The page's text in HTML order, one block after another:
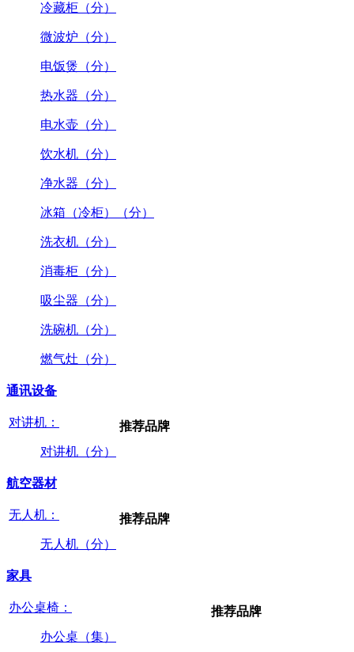
冷藏柜（分）
微波炉（分）
电饭煲（分）
热水器（分）
电水壶（分）
饮水机（分）
净水器（分）
冰箱（冷柜）（分）
洗衣机（分）
消毒柜（分）
吸尘器（分）
洗碗机（分）
燃气灶（分）
通讯设备
对讲机：
对讲机（分）
推荐品牌
航空器材
无人机：
无人机（分）
推荐品牌
家具
办公桌椅：
办公桌（集）
推荐品牌